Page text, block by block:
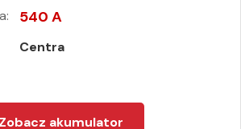
540 A
Centra
Zobacz akumulator